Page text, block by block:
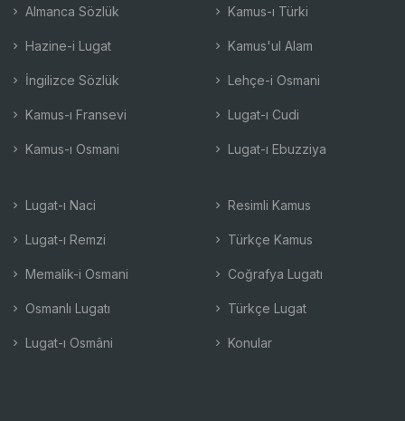
Almanca Sözlük
Hazine-i Lugat
İngilizce Sözlük
Kamus-ı Fransevi
Kamus-ı Osmani
Kamus-ı Türki
Kamus'ul Alam
Lehçe-i Osmani
Lugat-ı Cudi
Lugat-ı Ebuzziya
Lugat-ı Naci
Lugat-ı Remzi
Memalik-i Osmani
Osmanlı Lugatı
Lugat-ı Osmâni
Resimli Kamus
Türkçe Kamus
Coğrafya Lugatı
Türkçe Lugat
Konular